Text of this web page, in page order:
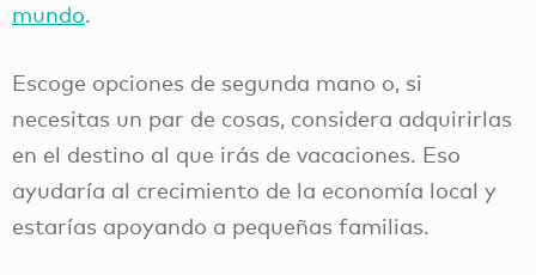
mundo.
Escoge opciones de segunda mano o, si
necesitas un par de cosas, considera adquirirlas
en el destino al que irás de vacaciones. Eso
ayudaría al crecimiento de la economía local y
estarías apoyando a pequeñas familias.